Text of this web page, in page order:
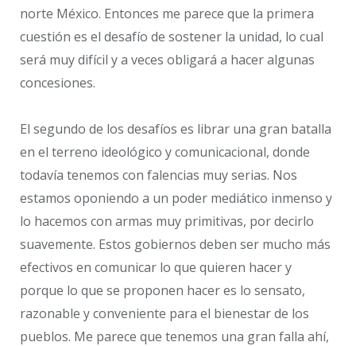
norte México. Entonces me parece que la primera
cuestión es el desafío de sostener la unidad, lo cual
será muy difícil y a veces obligará a hacer algunas
concesiones.
El segundo de los desafíos es librar una gran batalla
en el terreno ideológico y comunicacional, donde
todavía tenemos con falencias muy serias. Nos
estamos oponiendo a un poder mediático inmenso y
lo hacemos con armas muy primitivas, por decirlo
suavemente. Estos gobiernos deben ser mucho más
efectivos en comunicar lo que quieren hacer y
porque lo que se proponen hacer es lo sensato,
razonable y conveniente para el bienestar de los
pueblos. Me parece que tenemos una gran falla ahí,